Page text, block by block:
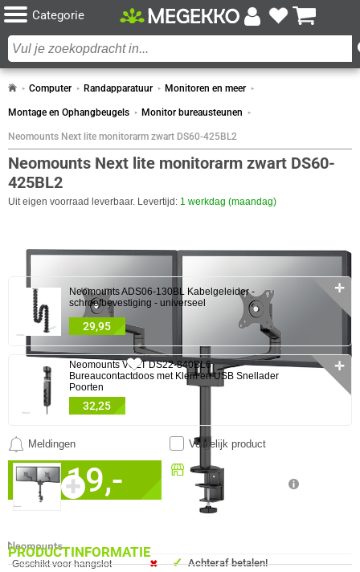
Categorie
Computer Randapparatuur Monitoren en meer
Montage en Ophangbeugels Monitor bureausteunen
Neomounts Next lite monitorarm zwart DS60-425BL2
Neomounts Next lite monitorarm zwart DS60-
425BL2
Uit eigen voorraad leverbaar. Levertijd: 1 werkdag (maandag)
3x
119,-
Beschikbaar in onze
Megekko Shop Breda
Nu bestellen morgen in huis!
✓ Achteraf betalen!
Vergelijk product
Meldingen
SPECIFICATIES
CAMERA
DESIGN
Eigenschap Waarde
Geschikt voor hangslot
✖︎
COMBINEER
Neomounts ADS06-130BL Kabelgeleider -
schroefbevestiging - universeel
29,95
✛
Neomounts VOLT DS22-840BL6
Bureaucontactdoos met Klem en USB Snellader
Poorten
32,25
✛
0 artikelen geselecteerd
✚
PRODUCTINFORMATIE